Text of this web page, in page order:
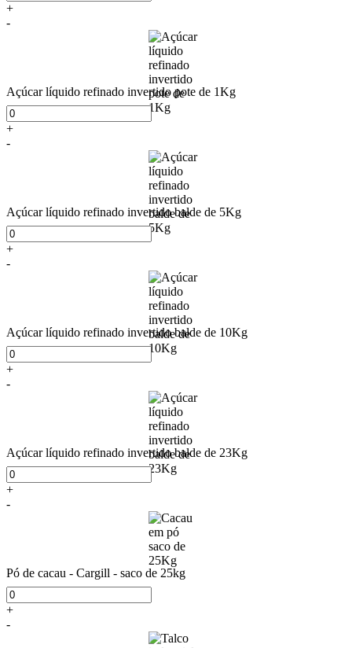
+
-
Açúcar líquido refinado invertido pote de 1Kg
+
-
Açúcar líquido refinado invertido balde de 5Kg
+
-
Açúcar líquido refinado invertido balde de 10Kg
+
-
Açúcar líquido refinado invertido balde de 23Kg
+
-
Pó de cacau - Cargill - saco de 25kg
+
-